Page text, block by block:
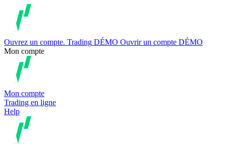
Ouvrez un compte. Trading DÉMO Ouvrir un compte DÉMO
Mon compte
Mon compte
Trading en ligne
Help